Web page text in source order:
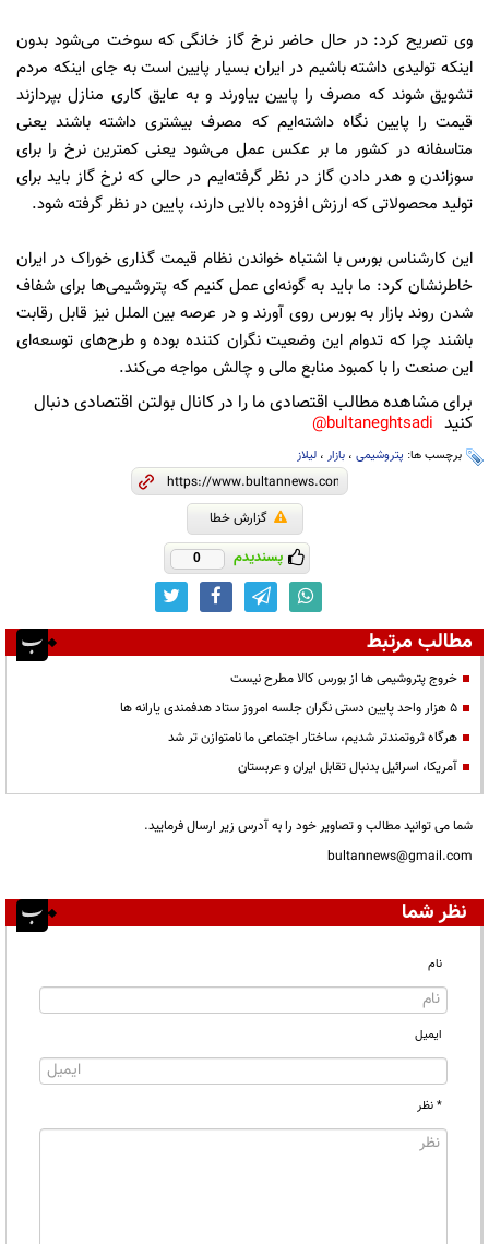
وی تصریح کرد: در حال حاضر نرخ گاز خانگی که سوخت می‌شود بدون
اینکه تولیدی داشته باشیم در ایران بسیار پایین است به جای اینکه مردم
تشویق شوند که مصرف را پایین بیاورند و به عایق کاری منازل بپردازند
قیمت را پایین نگاه داشته‌ایم که مصرف بیشتری داشته باشند یعنی
متاسفانه در کشور ما بر عکس عمل می‌شود یعنی کمترین نرخ را برای
سوزاندن و هدر دادن گاز در نظر گرفته‌ایم در حالی که نرخ گاز باید برای
تولید محصولاتی که ارزش افزوده بالایی دارند، پایین در نظر گرفته شود.
این کار‌شناس بورس با اشتباه خواندن نظام قیمت گذاری خوراک در ایران
خاطرنشان کرد: ما باید به گونه‌ای عمل کنیم که پتروشیمی‌ها برای شفاف
شدن روند بازار به بورس روی آورند و در عرصه بین الملل نیز قابل رقابت
باشند چرا که تدوام این وضعیت نگران کننده بوده و طرح‌های توسعه‌ای
این صنعت را با کمبود منابع مالی و چالش مواجه می‌کند.
برای مشاهده مطالب اقتصادی ما را در کانال بولتن اقتصادی دنبال
کنید bultaneghtsadi@
برچسب ها: پتروشیمی ، بازار ، لیلاز
گزارش خطا
پسندیدم 0
مطالب مرتبط
خروج پتروشیمی ها از بورس کالا مطرح نیست
5 هزار واحد پایین دستی نگران جلسه امروز ستاد هدفمندی یارانه ها
هرگاه ثروتمندتر شدیم، ساختار اجتماعی ما نامتوازن تر شد
آمریکا، اسرائیل بدنبال تقابل ایران و عربستان
شما می توانید مطالب و تصاویر خود را به آدرس زیر ارسال فرمایید.
bultannews@gmail.com
نظر شما
نام
ایمیل
* نظر